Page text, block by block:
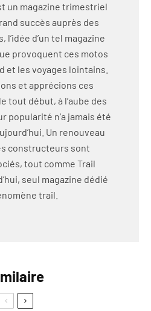
un magazine trimestriel
succès auprès des
l’idée d’un tel magazine
provoquent ces motos
et les voyages lointains.
et apprécions ces
tout début, à l’aube des
popularité n’a jamais été
Un renouveau
constructeurs sont
tout comme Trail
seul magazine dédié
trail.